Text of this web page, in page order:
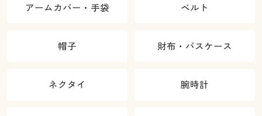
アームカバー・手袋 ベルト
帽子 財布・パスケース
ネクタイ 腕時計